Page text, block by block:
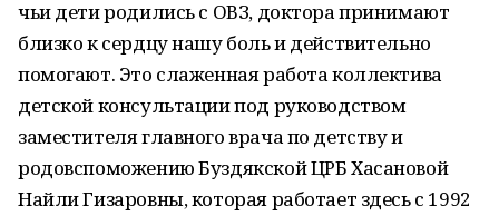
чьи дети родились с ОВЗ, доктора принимают
близко к сердцу нашу боль и действительно
помогают. Это слаженная работа коллектива
детской консультации под руководством
заместителя главного врача по детству и
родовспоможению Буздякской ЦРБ Хасановой
Найли Гизаровны, которая работает здесь с 1992